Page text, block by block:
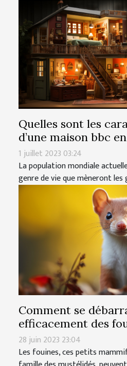
Quelles sont les
d’une maison bbc
1 juillet 2023 03:24
La population mondiale
genre de vie que mèneront les
Comment se
efficacement des
28 juin 2023 23:04
Les fouines, ces petits